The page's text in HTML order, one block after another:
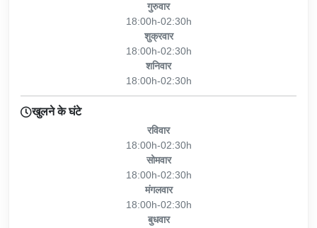
गुरुवार
18:00h-02:30h
शुक्रवार
18:00h-02:30h
शनिवार
18:00h-02:30h
खुलने के घंटे
रविवार
18:00h-02:30h
सोमवार
18:00h-02:30h
मंगलवार
18:00h-02:30h
बुधवार